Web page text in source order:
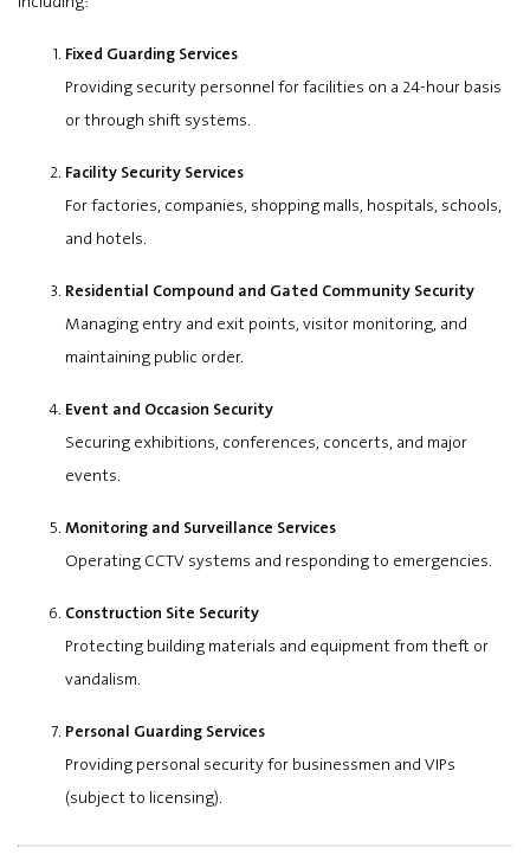
Fixed Guarding Services
Providing security personnel for facilities on a 24-hour basis
or through shift systems.
Facility Security Services
For factories, companies, shopping malls, hospitals, schools,
and hotels.
Residential Compound and Gated Community Security
Managing entry and exit points, visitor monitoring, and
maintaining public order.
Event and Occasion Security
Securing exhibitions, conferences, concerts, and major
events.
Monitoring and Surveillance Services
Operating CCTV systems and responding to emergencies.
Construction Site Security
Protecting building materials and equipment from theft or
vandalism.
Personal Guarding Services
Providing personal security for businessmen and VIPs
(subject to licensing).